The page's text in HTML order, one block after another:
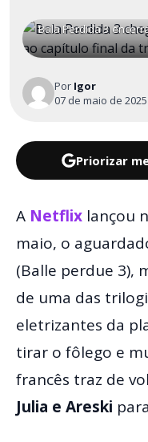
Bala Perdida 3
Por Igor
07 de maio de
Priorizar
A Netflix lançou
maio, o
(Balle perdue 3),
de uma das
eletrizantes da
tirar o fôlego e
francês traz de
Julia e Areski